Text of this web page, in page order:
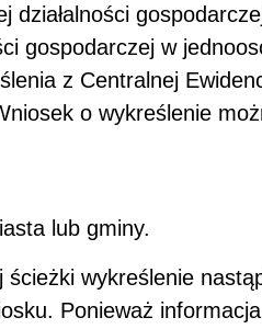
działalności
gospodarczej w
z Centralnej
o wykreślenie
lub gminy.
wykreślenie
Ponieważ